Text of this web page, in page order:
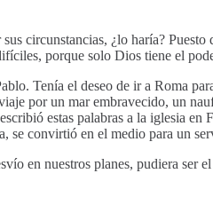
circunstancias, ¿lo haría?
porque solo Dios tiene el
Tenía el deseo de ir a Roma
por un mar embravecido, un
estas palabras a la iglesia
se convirtió en el medio para un
en nuestros planes, pudiera ser